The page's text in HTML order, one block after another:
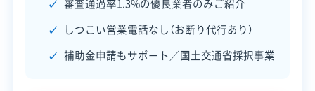
土木工事業
審査通過率1.3%の優良業者のみご紹介
しつこい営業電話なし（お断り代行あり）
補助金申請もサポート／国土交通省採択事業